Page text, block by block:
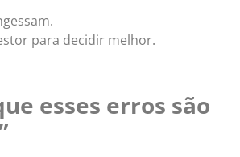
para decidir melhor.
esses erros são